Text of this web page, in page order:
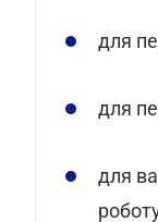
для
для
для